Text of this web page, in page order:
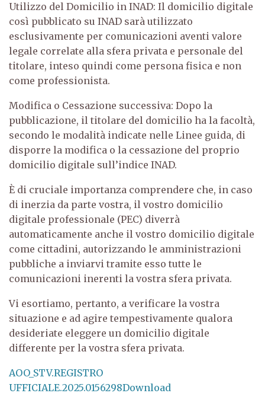
Utilizzo del Domicilio in INAD: Il domicilio digitale
così pubblicato su INAD sarà utilizzato
esclusivamente per comunicazioni aventi valore
legale correlate alla sfera privata e personale del
titolare, inteso quindi come persona fisica e non
come professionista.
Modifica o Cessazione successiva: Dopo la
pubblicazione, il titolare del domicilio ha la facoltà,
secondo le modalità indicate nelle Linee guida, di
disporre la modifica o la cessazione del proprio
domicilio digitale sull’indice INAD.
È di cruciale importanza comprendere che, in caso
di inerzia da parte vostra, il vostro domicilio
digitale professionale (PEC) diverrà
automaticamente anche il vostro domicilio digitale
come cittadini, autorizzando le amministrazioni
pubbliche a inviarvi tramite esso tutte le
comunicazioni inerenti la vostra sfera privata.
Vi esortiamo, pertanto, a verificare la vostra
situazione e ad agire tempestivamente qualora
desideriate eleggere un domicilio digitale
differente per la vostra sfera privata.
AOO_STV.REGISTRO
UFFICIALE.2025.0156298Download